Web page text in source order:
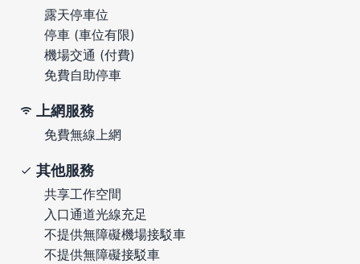
露天停車位
停車 (車位有限)
機場交通 (付費)
免費自助停車
上網服務
免費無線上網
其他服務
共享工作空間
入口通道光線充足
不提供無障礙機場接駁車
不提供無障礙接駁車